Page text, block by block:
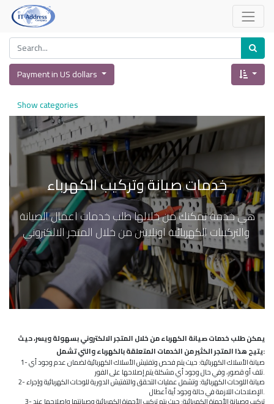
Payment in US dollars
Show categories
خدمات صيانة وتركيب الكهرباء
هي خدمة تمكنك من خلالها طلب خدمات اعمال الصيانة
يمكن طلب خدمات صيانة الكهرباء من خلال المتجر الالكتروني بسهولة ويسر، حيث
يتيح هذا المتجر الكثير من الخدمات المتعلقة بالكهرباء والتي تشمل:
1- صيانة الأسلاك الكهربائية: حيث يتم فحص وتفتيش الأسلاك الكهربائية لضمان عدم وجود أي
تلف أو قصور، وفي حال وجود أي مشكلة يتم إصلاحها على الفور.
2- صيانة اللوحات الكهربائية: وتشمل عمليات التحقق والتفتيش الدورية للوحات الكهربائية وإجراء
الإصلاحات اللازمة في حالة وجود أية أعطال.
3- تركيب وصيانة الأجهزة الكهربائية: حيث يتم تركيب الأجهزة الكهربائية وصيانتها وإصلاحها عند